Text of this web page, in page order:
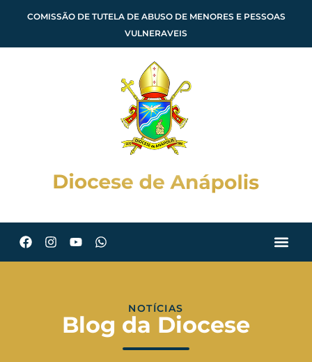
COMISSÃO DE TUTELA DE ABUSO DE MENORES E PESSOAS
VULNERAVEIS
NOTÍCIAS
Blog da Diocese